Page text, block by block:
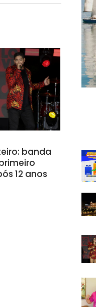
banda
12 anos